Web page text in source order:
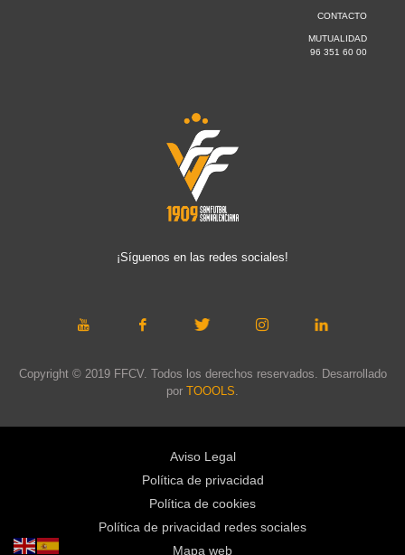
CONTACTO
MUTUALIDAD
96 351 60 00
¡Síguenos en las redes sociales!
Copyright © 2019 FFCV. Todos los derechos reservados. Desarrollado
por TOOOLS
Aviso Legal
Política de privacidad
Política de cookies
Política de privacidad redes sociales
Mapa web